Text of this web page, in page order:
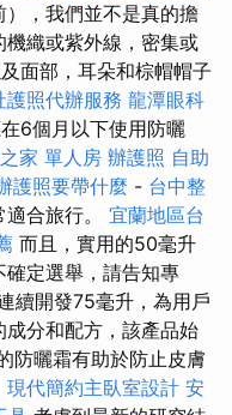
，我們並不是真的擔
織或紫外線，密集或
面部，耳朵和棕帽帽子
護照代辦服務 龍潭眼科
6個月以下使用防曬
家 單人房 辦護照 自助
護照要帶什麼 - 台中整
合旅行。 宜蘭地區台
而且，實用的50毫升
定選舉，請告知專
續開發75毫升，為用戶
分和配方，該產品始
防曬霜有助於防止皮膚
現代簡約主臥室設計 安